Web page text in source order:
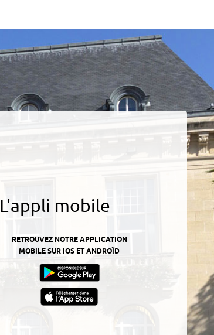
L'appli mobile
RETROUVEZ NOTRE APPLICATION
MOBILE SUR IOS ET ANDROÏD